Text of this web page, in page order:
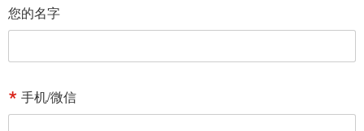
您的名字
手机/微信